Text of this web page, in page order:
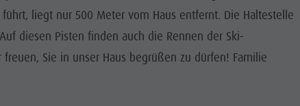
führt, liegt nur 500 Meter vom Haus entfernt. Die Haltestelle
diesen Pisten finden auch die Rennen der Ski-
Sie in unser Haus begrüßen zu dürfen! Familie